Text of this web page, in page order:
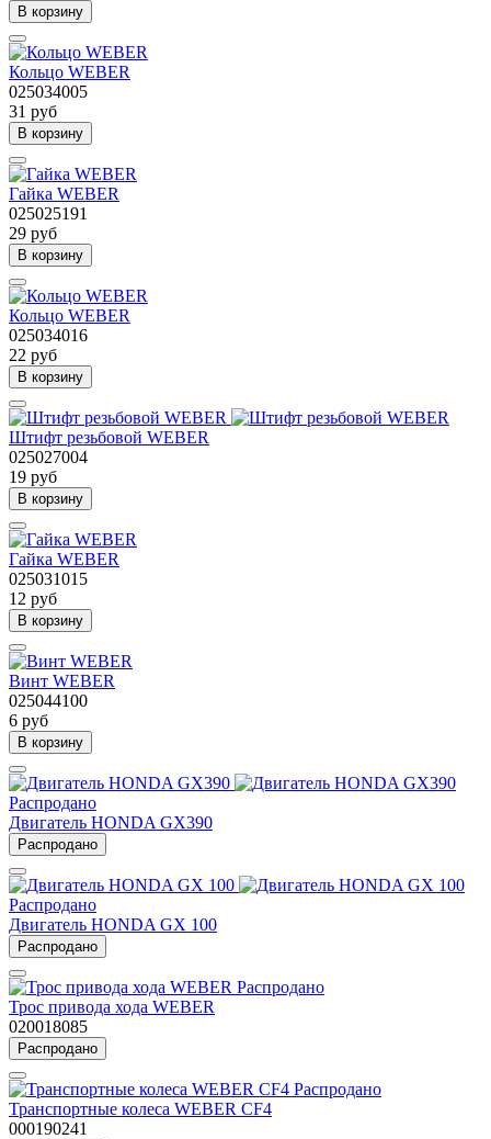
В корзину
Кольцо WEBER
025034005
31 руб
В корзину
Гайка WEBER
025025191
29 руб
В корзину
Кольцо WEBER
025034016
22 руб
В корзину
Штифт резьбовой WEBER
025027004
19 руб
В корзину
Гайка WEBER
025031015
12 руб
В корзину
Винт WEBER
025044100
6 руб
В корзину
Распродано
Двигатель HONDA GX390
Распродано
Распродано
Двигатель HONDA GX 100
Распродано
Распродано
Трос привода хода WEBER
020018085
Распродано
Распродано
Транспортные колеса WEBER CF4
000190241